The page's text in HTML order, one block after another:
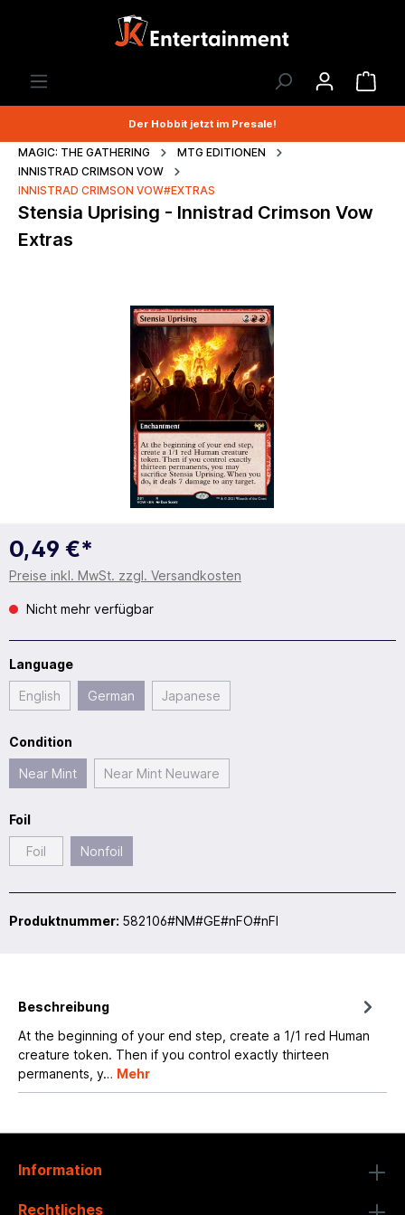
Der Hobbit jetzt im Presale!
MAGIC: THE GATHERING
MTG EDITIONEN
INNISTRAD CRIMSON VOW
INNISTRAD CRIMSON VOW#EXTRAS
Stensia Uprising - Innistrad Crimson Vow
Extras
0,49 €*
Preise inkl. MwSt. zzgl. Versandkosten
Nicht mehr verfügbar
Language
English German Japanese
Condition
Near Mint Near Mint Neuware
Foil
Foil Nonfoil
Produktnummer: 582106#NM#GE#nFO#nFI
Beschreibung
At the beginning of your end step, create a 1/1 red Human
creature token. Then if you control exactly thirteen
permanents, y… Mehr
Information
Rechtliches